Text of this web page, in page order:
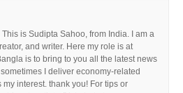
This is Sudipta Sahoo, from India. I am a
and writer. Here my role is at
is to bring to you all the latest news
I deliver economy-related
my interest. thank you! For tips or